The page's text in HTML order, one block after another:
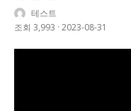
테스트
조회 3,993 · 2023-08-31